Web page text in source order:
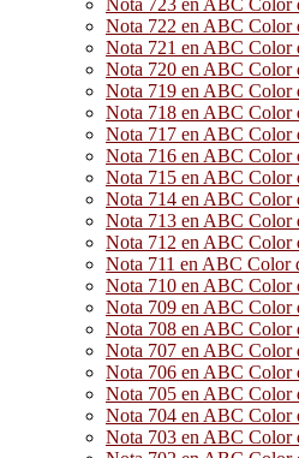
Nota 723 en ABC Color
Nota 722 en ABC Color
Nota 721 en ABC Color
Nota 720 en ABC Color
Nota 719 en ABC Color
Nota 718 en ABC Color
Nota 717 en ABC Color
Nota 716 en ABC Color
Nota 715 en ABC Color
Nota 714 en ABC Color
Nota 713 en ABC Color
Nota 712 en ABC Color
Nota 711 en ABC Color
Nota 710 en ABC Color
Nota 709 en ABC Color
Nota 708 en ABC Color
Nota 707 en ABC Color
Nota 706 en ABC Color
Nota 705 en ABC Color
Nota 704 en ABC Color
Nota 703 en ABC Color